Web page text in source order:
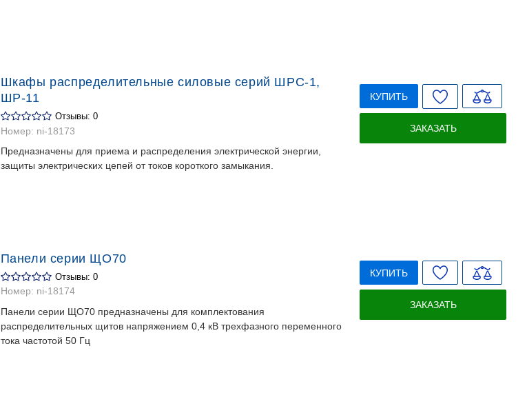
Шкафы распределительные силовые серий ШРС-1,
ШР-11
Отзывы: 0
Номер: ni-18173
Предназначены для приема и распределения электрической энергии,
защиты электрических цепей от токов короткого замыкания.
КУПИТЬ
ЗАКАЗАТЬ
Панели серии ЩО70
Отзывы: 0
Номер: ni-18174
Панели серии ЩО70 предназначены для комплектования
распределительных щитов напряжением 0,4 кВ трехфазного переменного
тока частотой 50 Гц
КУПИТЬ
ЗАКАЗАТЬ